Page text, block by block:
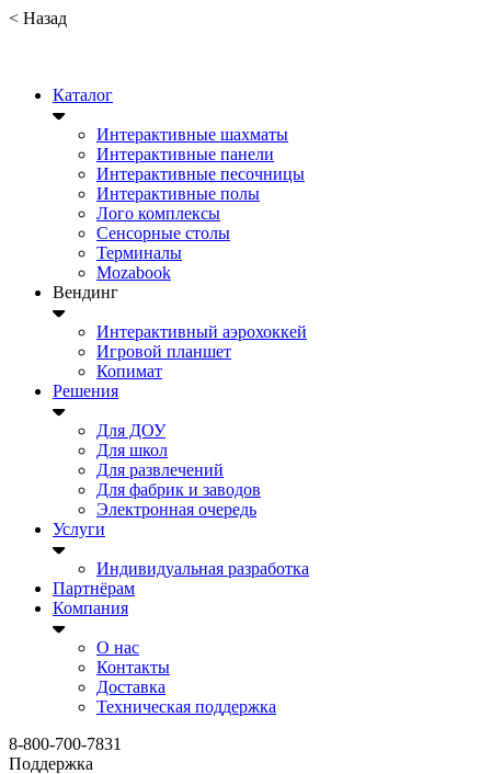
< Назад
Каталог
Интерактивные шахматы
Интерактивные панели
Интерактивные песочницы
Интерактивные полы
Лого комплексы
Сенсорные столы
Терминалы
Mozabook
Вендинг
Интерактивный аэрохоккей
Игровой планшет
Копимат
Решения
Для ДОУ
Для школ
Для развлечений
Для фабрик и заводов
Электронная очередь
Услуги
Индивидуальная разработка
Партнёрам
Компания
О нас
Контакты
Доставка
Техническая поддержка
8-800-700-7831
Поддержка